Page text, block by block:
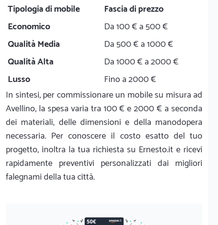
Tipologia di mobile
Fascia di prezzo
Economico
Da 100 € a 500 €
Qualità Media
Da 500 € a 1000 €
Qualità Alta
Da 1000 € a 2000 €
Lusso
Fino a 2000 €
In sintesi, per commissionare un mobile su misura ad
Avellino, la spesa varia tra 100 € e 2000 € a seconda
dei materiali, delle dimensioni e della manodopera
necessaria. Per conoscere il costo esatto del tuo
progetto, inoltra la tua richiesta su Ernesto.it e ricevi
rapidamente preventivi personalizzati dai migliori
falegnami della tua città.